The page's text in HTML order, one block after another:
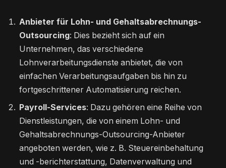
Anbieter für Lohn- und Gehaltsabrechnungs-
Outsourcing: Dies bezieht sich auf ein
Unternehmen, das verschiedene
Lohnverarbeitungsdienste anbietet, die von
einfachen Verarbeitungsaufgaben bis hin zu
fortgeschrittener Automatisierung reichen.
Payroll-Services: Dazu gehören eine Reihe von
Dienstleistungen, die von einem Lohn- und
Gehaltsabrechnungs-Outsourcing-Anbieter
angeboten werden, wie z. B. Steuereinbehaltung
und -berichterstattung, Datenverwaltung und